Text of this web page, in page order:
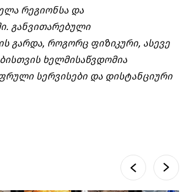
რეგიონსა და
. განვითარებული
გარდა, როგორც ფიზიკური, ასევე
ხელმისაწვდომია
სერვისები და დისტანციური